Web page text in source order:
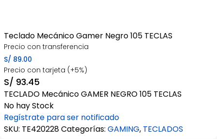
Teclado Mecánico Gamer Negro 105 TECLAS
Precio con transferencia
S/ 89.00
Precio con tarjeta (+5%)
S/ 93.45
TECLADO Mecánico GAMER NEGRO 105 TECLAS
No hay Stock
Regístrate para ser notificado
SKU: TE420228Categorías: GAMING, TECLADOS